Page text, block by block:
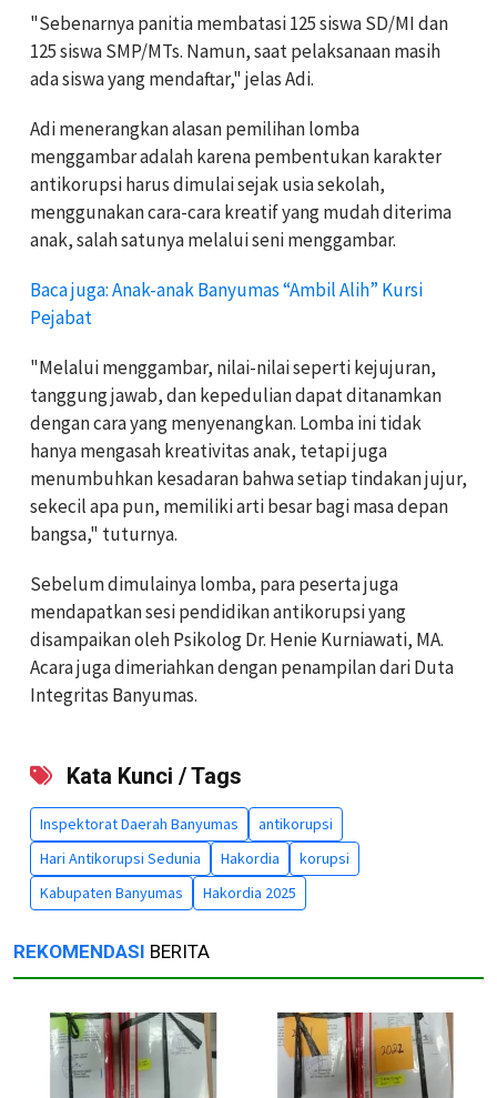
"Sebenarnya panitia membatasi 125 siswa SD/MI dan
125 siswa SMP/MTs. Namun, saat pelaksanaan masih
ada siswa yang mendaftar," jelas Adi.
Adi menerangkan alasan pemilihan lomba
menggambar adalah karena pembentukan karakter
antikorupsi harus dimulai sejak usia sekolah,
menggunakan cara-cara kreatif yang mudah diterima
anak, salah satunya melalui seni menggambar.
Baca juga: Anak-anak Banyumas “Ambil Alih” Kursi
Pejabat
"Melalui menggambar, nilai-nilai seperti kejujuran,
tanggung jawab, dan kepedulian dapat ditanamkan
dengan cara yang menyenangkan. Lomba ini tidak
hanya mengasah kreativitas anak, tetapi juga
menumbuhkan kesadaran bahwa setiap tindakan jujur,
sekecil apa pun, memiliki arti besar bagi masa depan
bangsa," tuturnya.
Sebelum dimulainya lomba, para peserta juga
mendapatkan sesi pendidikan antikorupsi yang
disampaikan oleh Psikolog Dr. Henie Kurniawati, MA.
Acara juga dimeriahkan dengan penampilan dari Duta
Integritas Banyumas.
Kata Kunci / Tags
Inspektorat Daerah Banyumas
antikorupsi
Hari Antikorupsi Sedunia
Hakordia
korupsi
Kabupaten Banyumas
Hakordia 2025
REKOMENDASI BERITA